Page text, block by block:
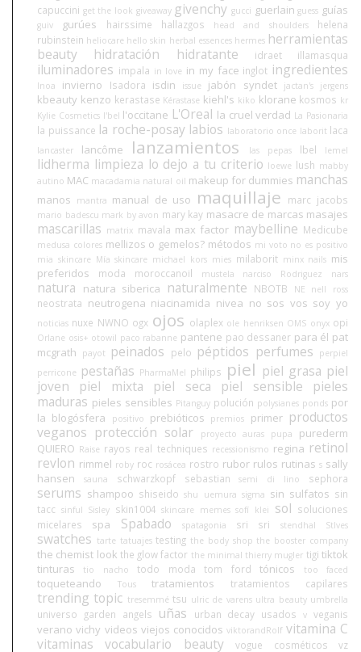
capuccini get the look giveaway givenchy gucci guerlain guess guías
guiv gurúes hairssime hallazgos head and shoulders
helena
rubinstein heliocare hello skin herbal essences hermes herramientas
beauty
hidratación hidratante idraet illamasqua
iluminadores impala in love in my face inglot ingredientes
Inoa invierno Isadora isdin issue jabón syndet jactan's jergens
kbeauty kenzo kerastase Kérastase kiehl's kiko klorane kosmos kr
Kylie Cosmetics l'bel l'occitane L'Oreal la cruel verdad La Pasionaria
la puissance la roche-posay labios laboratorio once laborit laca
lancaster lancôme lanzamientos las pepas lbel lemel
lidherma limpieza lo dejo a tu criterio loewe lush mabby
autino MAC macadamia natural oil makeup for dummies manchas
manos mantra manual de uso maquillaje marc jacobs
mario badescu mark by avon mary kay masacre de marcas masajes
mascarillas matrix mavala max factor maybelline Medicube
medusa colores mellizos o gemelos? métodos mi voto no es positivo
mia skincare Mía skincare michael kors mies milaborit minx nails mis
preferidos
moda moroccanoil mustela narciso Rodriguez nars
natura natura siberica naturalmente NBOTB NE nell ross
neostrata neutrogena niacinamida nivea no sos vos soy yo
noticias nuxe NWNO ogx ojos olaplex ole henriksen OMS onyx opi
Orlane osis+ otowil paco rabanne pantene pao dessaner para él pat
mcgrath
payot peinados pelo péptidos perfumes
perpiel
perricone pestañas PharmaMel philips piel piel grasa piel
joven
piel mixta piel seca piel sensible
pieles
maduras pieles sensibles Pitanguy polución polysianes ponds por
la blogósfera
positivo prebióticos premios primer productos
veganos protección solar proyecto auras pupa
purederm
QUIERO Raise rayos real techniques recessionismo regina retinol
revlon rimmel roby roc rosácea rostro rubor rulos rutinas s sally
hansen
sauna schwarzkopf sebastian semi di lino sephora
serums shampoo shiseido shu uemura sigma sin sulfatos sin
tacc sinful Sisley skin1004 skincare memes sofí klei sol soluciones
micelares
spa Spabado spatagonia sri sri stendhal StIves
swatches tarte tatuajes testing the body shop the booster company
the chemist look the glow factor the minimal thierry mugler tigi tiktok
tinturas
tio nacho todo moda tom ford tónicos too faced
toqueteando Tous tratamientos tratamientos capilares
trending topic tresemmé tsu ulric de varens ultra beauty umbrella
universo garden angels uñas urban decay usados v veganis
verano vichy videos viejos conocidos viktorandRolf vitamina C
vitaminas
vocabulario beauty vogue cosméticos vz